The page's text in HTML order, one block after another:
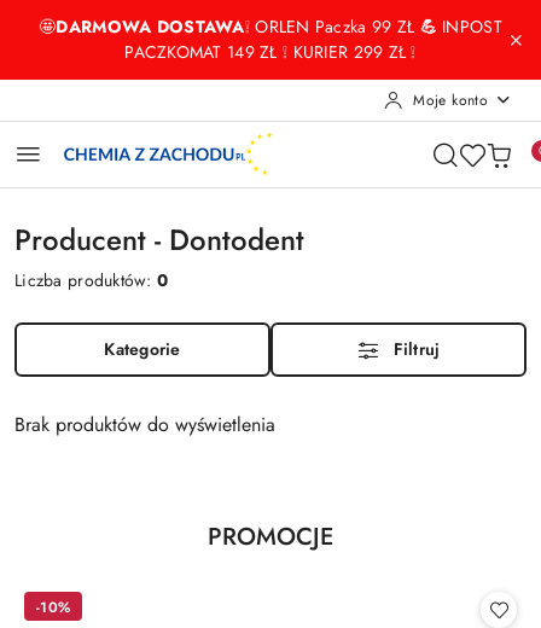
Przejdź do treści głównej
Przejdź do wyszukiwarki
Przejdź do moje konto
Przejdź do menu głównego
Przejdź do stopki
🤩DARMOWA DOSTAWA❕ ORLEN Paczka 99 ZŁ💪 INPOST
PACZKOMAT 149 ZŁ ❕ KURIER 299 ZŁ ❕
Moje konto
Producent - Dontodent
Liczba produktów:0
Kategorie Filtruj
Brak produktów do wyświetlenia
Pomiń karuzelę produktów
Produkty
PROMOCJE
-10%